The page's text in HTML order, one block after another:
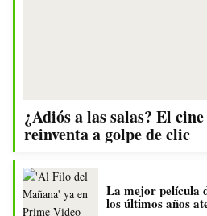
¿Adiós a las salas? El
reinventa a golpe de clic
La mejor película
los últimos años